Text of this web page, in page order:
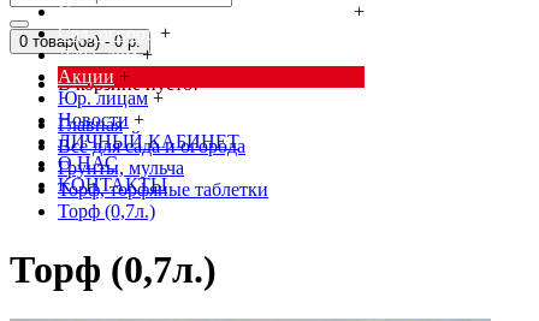
Cредства от насекомых и грызунов
+
Сад, огород +
Дача, дом +
Акции +
Юр. лицам +
Новости +
ЛИЧНЫЙ КАБИНЕТ
О НАС
КОНТАКТЫ
0 товар(ов) - 0 р.
В корзине пусто!
Главная
Всё для сада и огорода
Грунты, мульча
Торф, торфяные таблетки
Торф (0,7л.)
Торф (0,7л.)